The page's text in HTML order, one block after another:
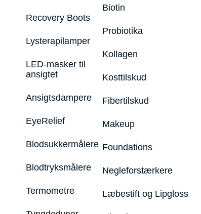
Recovery Boots
Lysterapilamper
LED-masker til
ansigtet
Ansigtsdampere
EyeRelief
Blodsukkermålere
Blodtryksmålere
Termometre
Biotin
Probiotika
Kollagen
Kosttilskud
Fibertilskud
Makeup
Foundations
Negleforstærkere
Læbestift og Lipgloss